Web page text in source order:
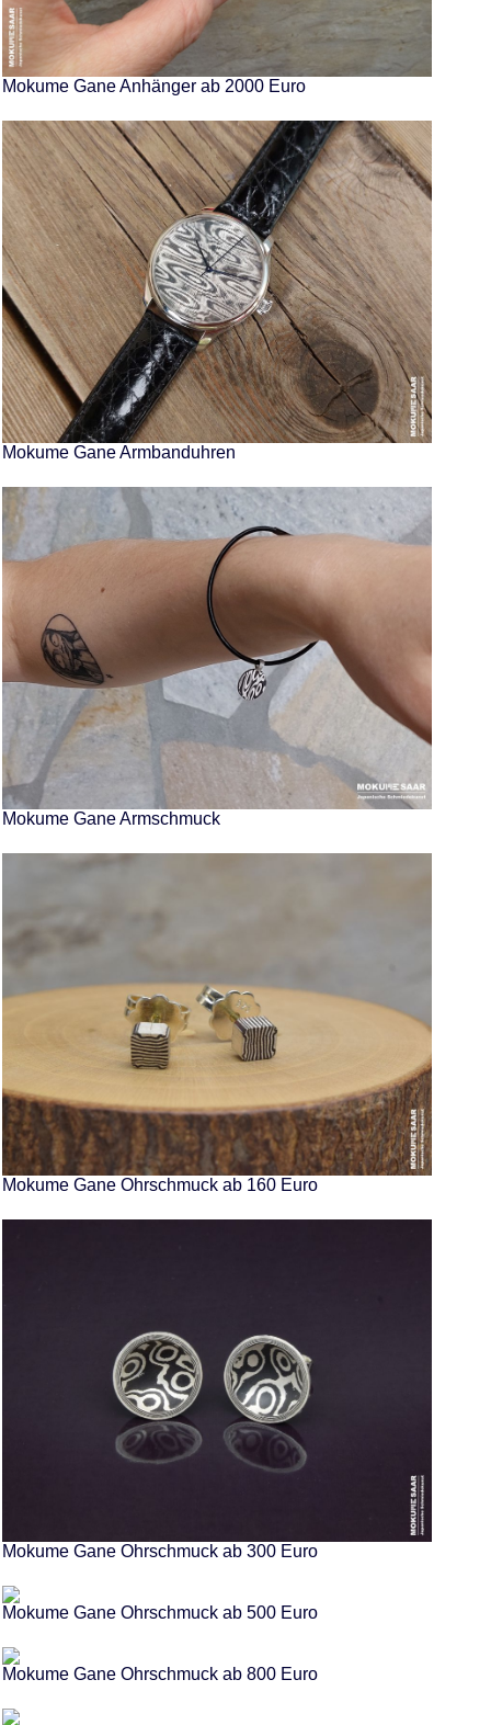
Mokume Gane Anhänger ab 2000 Euro
Mokume Gane Armbanduhren
Mokume Gane Armschmuck
Mokume Gane Ohrschmuck ab 160 Euro
Mokume Gane Ohrschmuck ab 300 Euro
Mokume Gane Ohrschmuck ab 500 Euro
Mokume Gane Ohrschmuck ab 800 Euro